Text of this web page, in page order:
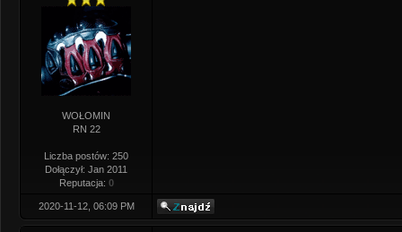
WOŁOMIN
RN 22
Liczba postów: 250
Dołączył: Jan 2011
Reputacja: 0
2020-11-12, 06:09 PM